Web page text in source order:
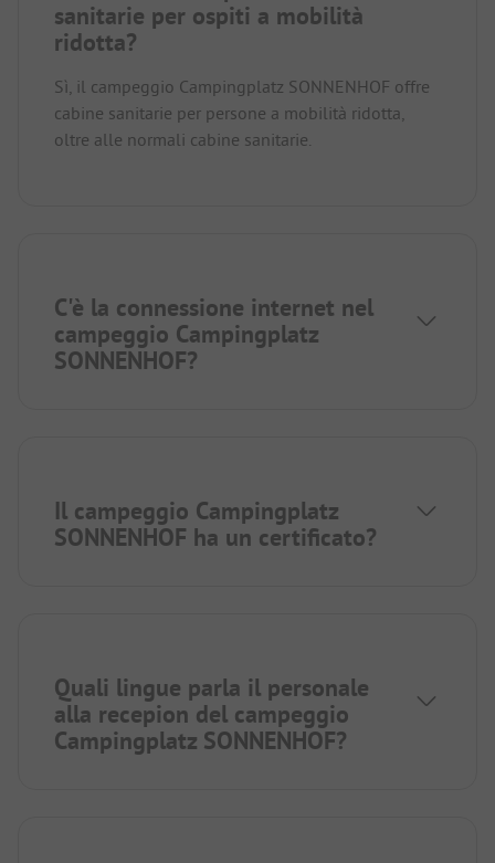
sanitarie per ospiti a mobilità
ridotta?
Sì, il campeggio Campingplatz SONNENHOF offre
cabine sanitarie per persone a mobilità ridotta,
oltre alle normali cabine sanitarie.
C'è la connessione internet nel
campeggio Campingplatz
SONNENHOF?
Il campeggio Campingplatz
SONNENHOF ha un certificato?
Quali lingue parla il personale
alla recepion del campeggio
Campingplatz SONNENHOF?